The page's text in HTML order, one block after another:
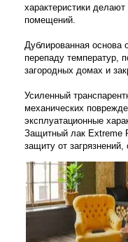
характеристики
помещений.
Дублированная основа
перепаду температур,
загородных домах и
Усиленный
механических
эксплуатационные
Защитный лак Extreme
защиту от загрязнений,